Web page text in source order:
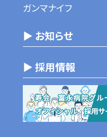
ガンマナイフ
▶ お知らせ
▶ 採用情報